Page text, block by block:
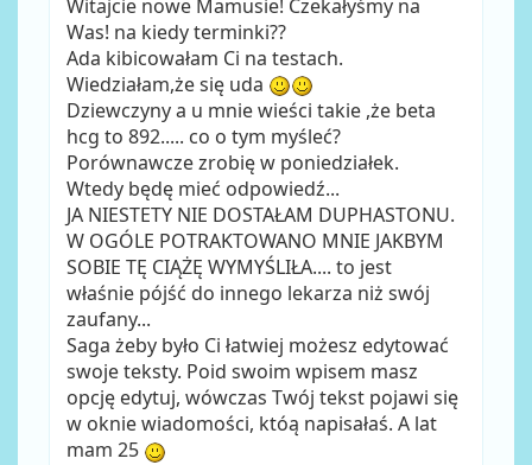
Witajcie nowe Mamusie! Czekałyśmy na
Was! na kiedy terminki??
Ada kibicowałam Ci na testach.
Wiedziałam,że się uda
Dziewczyny a u mnie wieści takie ,że beta
hcg to 892..... co o tym myśleć?
Porównawcze zrobię w poniedziałek.
Wtedy będę mieć odpowiedź...
JA NIESTETY NIE DOSTAŁAM DUPHASTONU.
W OGÓLE POTRAKTOWANO MNIE JAKBYM
SOBIE TĘ CIĄŻĘ WYMYŚLIŁA.... to jest
właśnie pójść do innego lekarza niż swój
zaufany...
Saga żeby było Ci łatwiej możesz edytować
swoje teksty. Poid swoim wpisem masz
opcję edytuj, wówczas Twój tekst pojawi się
w oknie wiadomości, któą napisałaś. A lat
mam 25